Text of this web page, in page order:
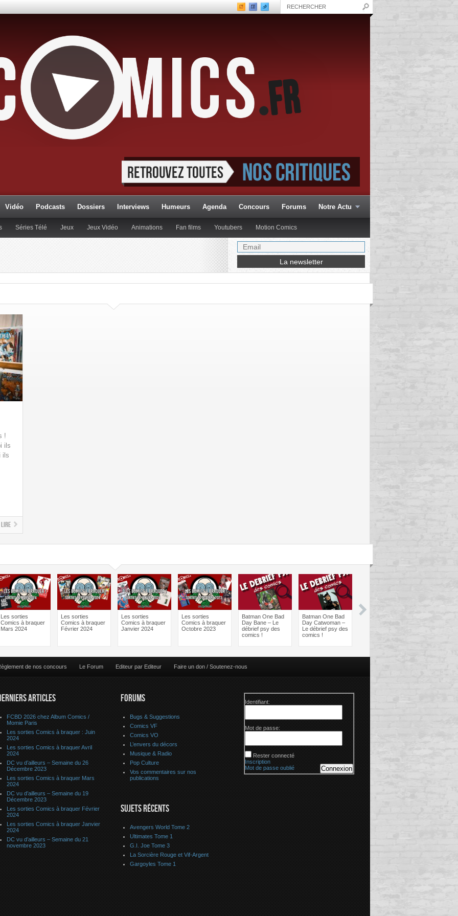
Vidéo Podcasts Dossiers Interviews Humeurs Agenda Concours Forums Notre Actu
Séries Télé Jeux Jeux Vidéo Animations Fan films Youtubers Motion Comics
!
ils
ils
Lire
Les sorties
Comics à braquer
Mars 2024
Les sorties
Comics à braquer
Février 2024
Les sorties
Comics à braquer
Janvier 2024
Les sorties
Comics à braquer
Octobre 2023
Batman One Bad
Day Bane – Le
débrief psy des
comics !
Batman One Bad
Day Catwoman –
Le débrief psy des
comics !
de nos concours Le Forum Editeur par Editeur Faire un don / Soutenez-nous
ARTICLES
FCBD 2026 chez Album Comics /
Momie Paris
Les sorties Comics à braquer : Juin
2024
Les sorties Comics à braquer Avril
2024
DC vu d’ailleurs – Semaine du 26
Décembre 2023
Les sorties Comics à braquer Mars
2024
DC vu d’ailleurs – Semaine du 19
Décembre 2023
Les sorties Comics à braquer Février
2024
Les sorties Comics à braquer Janvier
2024
DC vu d’ailleurs – Semaine du 21
novembre 2023
FORUMS
Bugs & Suggestions
Comics VF
Comics VO
L’envers du décors
Musique & Radio
Pop Culture
Vos commentaires sur nos
publications
SUJETS RÉCENTS
Avengers World Tome 2
Ultimates Tome 1
G.I. Joe Tome 3
La Sorcière Rouge et Vif-Argent
Gargoyles Tome 1
Identifiant:
Mot de passe:
Rester connecté
Connexion
Inscription
Mot de passe oublié